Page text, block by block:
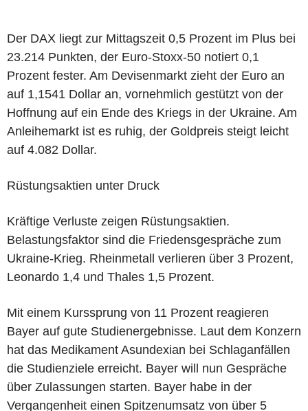
Der DAX liegt zur Mittagszeit 0,5 Prozent im Plus bei
23.214 Punkten, der Euro-Stoxx-50 notiert 0,1
Prozent fester. Am Devisenmarkt zieht der Euro an
auf 1,1541 Dollar an, vornehmlich gestützt von der
Hoffnung auf ein Ende des Kriegs in der Ukraine. Am
Anleihemarkt ist es ruhig, der Goldpreis steigt leicht
auf 4.082 Dollar.
Rüstungsaktien unter Druck
Kräftige Verluste zeigen Rüstungsaktien.
Belastungsfaktor sind die Friedensgespräche zum
Ukraine-Krieg. Rheinmetall verlieren über 3 Prozent,
Leonardo 1,4 und Thales 1,5 Prozent.
Mit einem Kurssprung von 11 Prozent reagieren
Bayer auf gute Studienergebnisse. Laut dem Konzern
hat das Medikament Asundexian bei Schlaganfällen
die Studienziele erreicht. Bayer will nun Gespräche
über Zulassungen starten. Bayer habe in der
Vergangenheit einen Spitzenumsatz von über 5